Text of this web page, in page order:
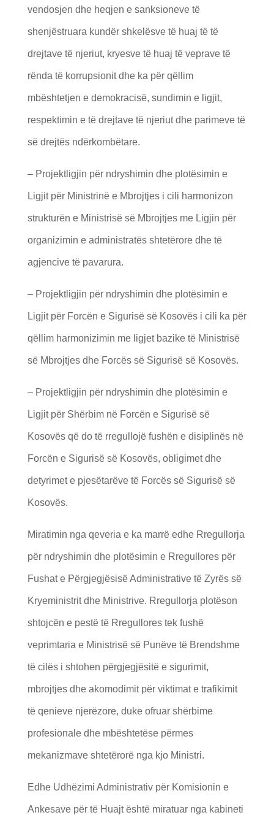
vendosjen dhe heqjen e sanksioneve të
shenjëstruara kundër shkelësve të huaj të të
drejtave të njeriut, kryesve të huaj të veprave të
rënda të korrupsionit dhe ka për qëllim
mbështetjen e demokracisë, sundimin e ligjit,
respektimin e të drejtave të njeriut dhe parimeve të
së drejtës ndërkombëtare.
– Projektligjin për ndryshimin dhe plotësimin e
Ligjit për Ministrinë e Mbrojtjes i cili harmonizon
strukturën e Ministrisë së Mbrojtjes me Ligjin për
organizimin e administratës shtetërore dhe të
agjencive të pavarura.
– Projektligjin për ndryshimin dhe plotësimin e
Ligjit për Forcën e Sigurisë së Kosovës i cili ka për
qëllim harmonizimin me ligjet bazike të Ministrisë
së Mbrojtjes dhe Forcës së Sigurisë së Kosovës.
– Projektligjin për ndryshimin dhe plotësimin e
Ligjit për Shërbim në Forcën e Sigurisë së
Kosovës që do të rregullojë fushën e disiplinës në
Forcën e Sigurisë së Kosovës, obligimet dhe
detyrimet e pjesëtarëve të Forcës së Sigurisë së
Kosovës.
Miratimin nga qeveria e ka marrë edhe Rregullorja
për ndryshimin dhe plotësimin e Rregullores për
Fushat e Përgjegjësisë Administrative të Zyrës së
Kryeministrit dhe Ministrive. Rregullorja plotëson
shtojcën e pestë të Rregullores tek fushë
veprimtaria e Ministrisë së Punëve të Brendshme
të cilës i shtohen përgjegjësitë e sigurimit,
mbrojtjes dhe akomodimit për viktimat e trafikimit
të qenieve njerëzore, duke ofruar shërbime
profesionale dhe mbështetëse përmes
mekanizmave shtetërorë nga kjo Ministri.
Edhe Udhëzimi Administrativ për Komisionin e
Ankesave për të Huajt është miratuar nga kabineti